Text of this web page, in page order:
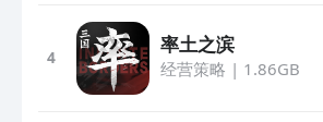
4
率土之滨
经营策略 | 1.86GB